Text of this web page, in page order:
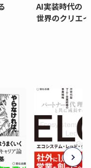
AI実装時代の
世界のクリエ